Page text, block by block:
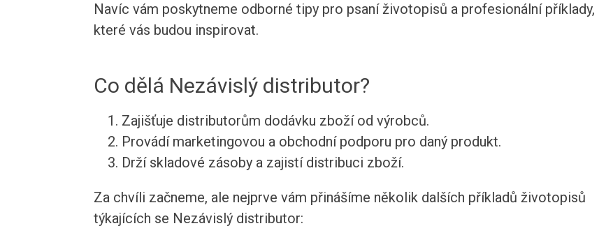
Navíc vám poskytneme odborné tipy pro psaní životopisů a profesionální příklady,
které vás budou inspirovat.
Co dělá Nezávislý distributor?
Zajišťuje distributorům dodávku zboží od výrobců.
Provádí marketingovou a obchodní podporu pro daný produkt.
Drží skladové zásoby a zajistí distribuci zboží.
Za chvíli začneme, ale nejprve vám přinášíme několik dalších příkladů životopisů
týkajících se Nezávislý distributor: